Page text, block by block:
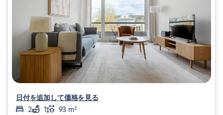
日付を追加して価格を見る
2
1
93 m²